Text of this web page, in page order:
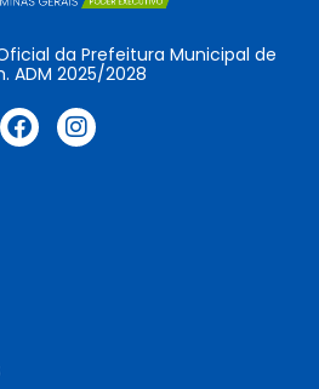
da Prefeitura Municipal de
ADM 2025/2028